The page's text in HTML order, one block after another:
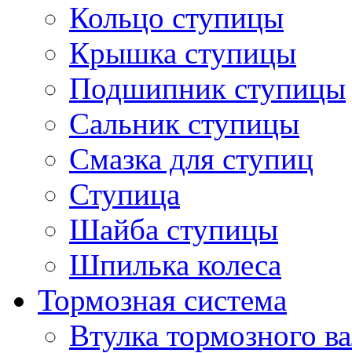
Кольцо ступицы
Крышка ступицы
Подшипник ступицы
Сальник ступицы
Смазка для ступиц
Ступица
Шайба ступицы
Шпилька колеса
Тормозная система
Втулка тормозного